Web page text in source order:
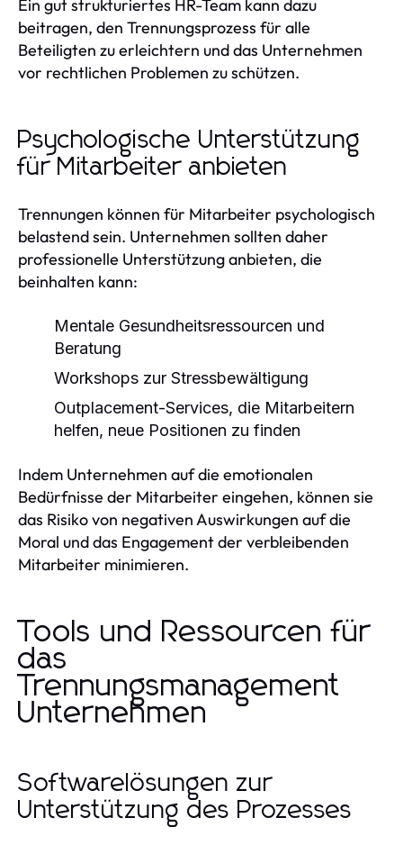
Ein gut strukturiertes HR-Team kann dazu
beitragen, den Trennungsprozess für alle
Beteiligten zu erleichtern und das Unternehmen
vor rechtlichen Problemen zu schützen.
Psychologische Unterstützung
für Mitarbeiter anbieten
Trennungen können für Mitarbeiter psychologisch
belastend sein. Unternehmen sollten daher
professionelle Unterstützung anbieten, die
beinhalten kann:
Mentale Gesundheitsressourcen und
Beratung
Workshops zur Stressbewältigung
Outplacement-Services, die Mitarbeitern
helfen, neue Positionen zu finden
Indem Unternehmen auf die emotionalen
Bedürfnisse der Mitarbeiter eingehen, können sie
das Risiko von negativen Auswirkungen auf die
Moral und das Engagement der verbleibenden
Mitarbeiter minimieren.
Tools und Ressourcen für
das
Trennungsmanagement
Unternehmen
Softwarelösungen zur
Unterstützung des Prozesses